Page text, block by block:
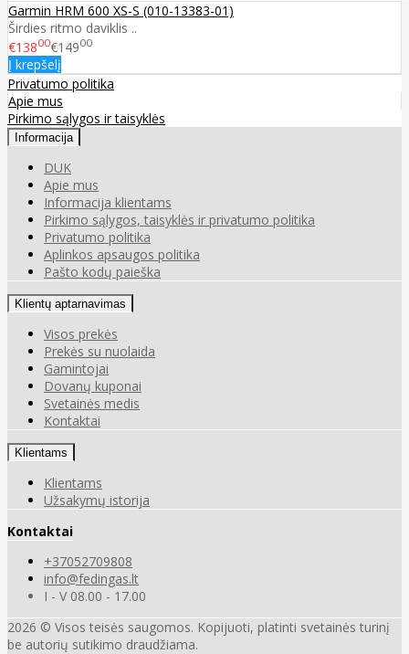
Garmin HRM 600 XS-S (010-13383-01)
Širdies ritmo daviklis ..
€13800€14900
Į krepšelį
Privatumo politika
Apie mus
Pirkimo sąlygos ir taisyklės
Informacija
DUK
Apie mus
Informacija klientams
Pirkimo sąlygos, taisyklės ir privatumo politika
Privatumo politika
Aplinkos apsaugos politika
Pašto kodų paieška
Klientų aptarnavimas
Visos prekės
Prekės su nuolaida
Gamintojai
Dovanų kuponai
Svetainės medis
Kontaktai
Klientams
Klientams
Užsakymų istorija
Kontaktai
+37052709808
info@fedingas.lt
I - V 08.00 - 17.00
2026 © Visos teisės saugomos. Kopijuoti, platinti svetainės turinį
be autorių sutikimo draudžiama.